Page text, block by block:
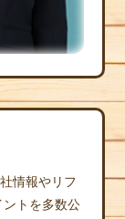
情報やリフ
ントを多数公